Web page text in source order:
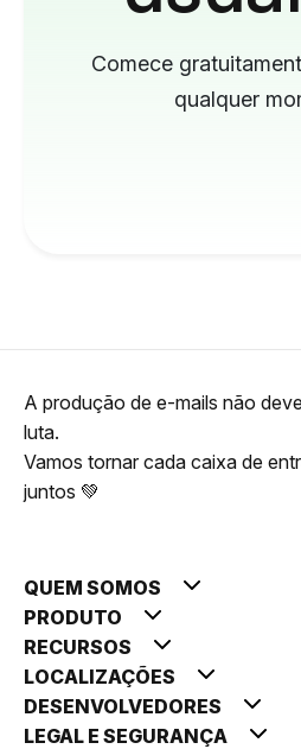
Comece
qualquer
A produção de e-mails não
luta.
Vamos tornar cada caixa de
juntos 💚
QUEM SOMOS
PRODUTO
RECURSOS
LOCALIZAÇÕES
DESENVOLVEDORES
LEGAL E SEGURANÇA